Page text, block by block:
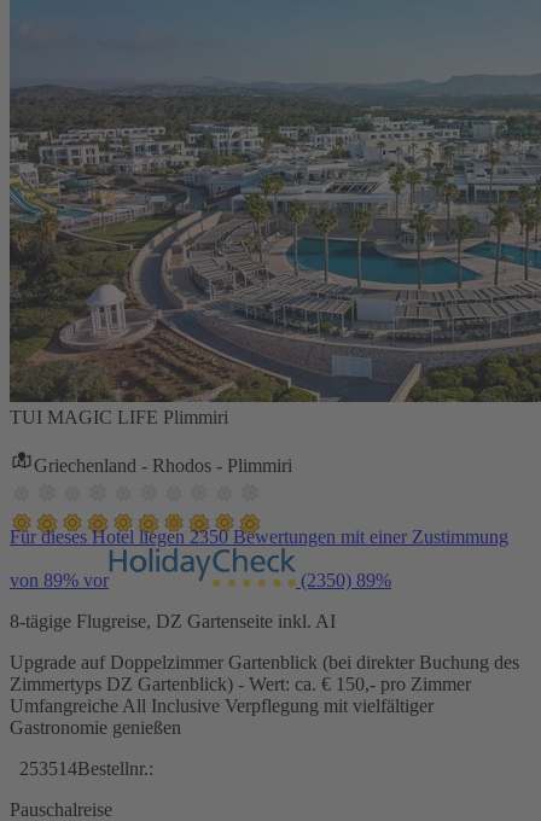
TUI MAGIC LIFE Plimmiri
Griechenland - Rhodos - Plimmiri
Für dieses Hotel liegen 2350 Bewertungen mit einer Zustimmung
von 89% vor (2350) 89%
8-tägige Flugreise, DZ Gartenseite inkl. AI
Upgrade auf Doppelzimmer Gartenblick (bei direkter Buchung des
Zimmertyps DZ Gartenblick) - Wert: ca. € 150,- pro Zimmer
Umfangreiche All Inclusive Verpflegung mit vielfältiger
Gastronomie genießen
253514Bestellnr.:
Pauschalreise